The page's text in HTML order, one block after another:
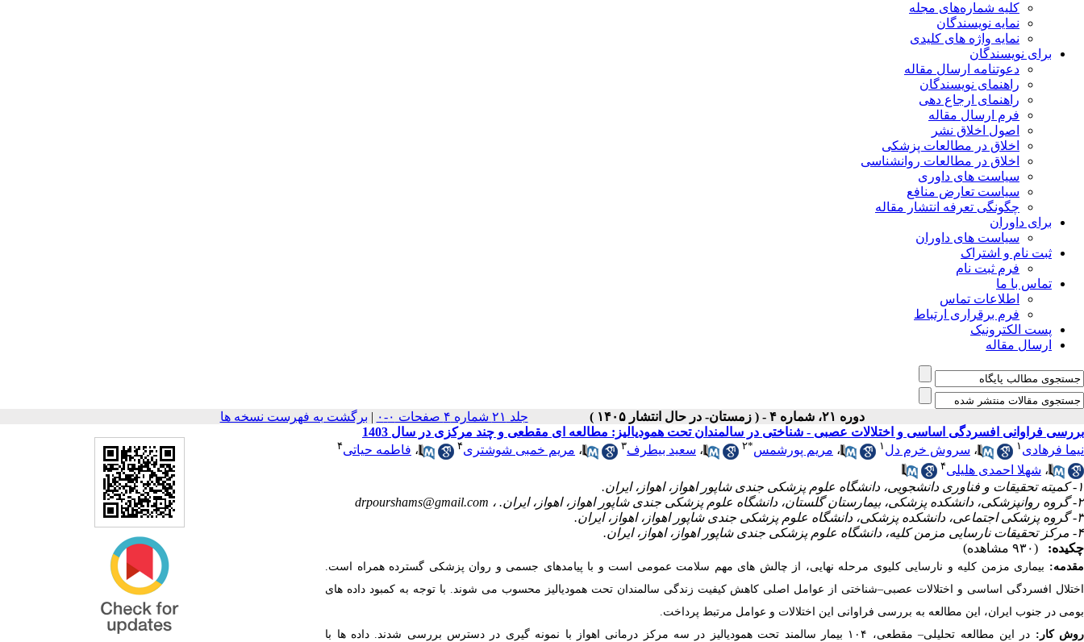
کلیه شماره‌های مجله
نمایه نویسندگان
نمایه واژه های کلیدی
برای نویسندگان
دعوتنامه ارسال مقاله
راهنمای نویسندگان
راهنمای ارجاع دهی
فرم ارسال مقاله
اصول اخلاق نشر
اخلاق در مطالعات پزشکی
اخلاق در مطالعات روانشناسی
سیاست های داوری
سیاست تعارض منافع
چگونگی تعرفه انتشار مقاله
برای داوران
سیاست های داوران
ثبت نام و اشتراک
فرم ثبت نام
تماس با ما
اطلاعات تماس
فرم برقراری ارتباط
پست الکترونیک
ارسال مقاله
دوره ۲۱، شماره ۴ - ( زمستان- در حال انتشار ۱۴۰۵ ) جلد ۲۱ شماره ۴ صفحات ۰-۰ | برگشت به فهرست نسخه ها
بررسی فراوانی افسردگی اساسی و اختلالات عصبی - شناختی در سالمندان تحت همودیالیز: مطالعه‌ ای مقطعی و چند مرکزی در سال 1403
نیما فرهادی ۱ ، سروش خرم دل ۱ ، مریم پورشمس*۲ ، سعید بیطرف۳ ، مریم خمبی شوشتری۴ ، فاطمه حیاتی۴
، شهلا احمدی هلیلی۴
۱- کمیته تحقیقات و فناوری دانشجویی، دانشگاه علوم پزشکی جندی شاپور اهواز، اهواز، ایران.
۲- گروه روانپزشکی، دانشکده پزشکی، بیمارستان گلستان، دانشگاه علوم پزشکی جندی شاپور اهواز، اهواز، ایران. ،
drpourshams@gmail.com
۳- گروه پزشکی اجتماعی، دانشکده پزشکی، دانشگاه علوم پزشکی جندی شاپور اهواز، اهواز، ایران.
۴- مرکز تحقیقات نارسایی مزمن کلیه، دانشگاه علوم پزشکی جندی شاپور اهواز، اهواز، ایران.
چکیده:
(۹۳۰ مشاهده)
مقدمه: بیماری مزمن کلیه و نارسایی کلیوی مرحله نهایی، از چالش‌ های مهم سلامت عمومی است و با پیامدهای جسمی و روان‌ پزشکی گسترده همراه است.
اختلال افسردگی اساسی و اختلالات عصبی–شناختی از عوامل اصلی کاهش کیفیت زندگی سالمندان تحت همودیالیز محسوب می‌ شوند. با توجه به کمبود داده‌ های
بومی در جنوب ایران، این مطالعه به بررسی فراوانی این اختلالات و عوامل مرتبط پرداخت.
روش کار: در این مطالعه تحلیلی–
مقطعی، ۱۰۴ بیمار سالمند تحت همودیالیز در سه مرکز درمانی اهواز با نمونه ‌گیری در دسترس بررسی شدند. داده ‌ها با